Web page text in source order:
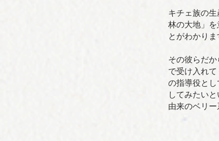
キチェ族の
林の大地」
とがわかりま
その彼らだ
で受け入れ
の指導役と
してみたい
由来のベリ